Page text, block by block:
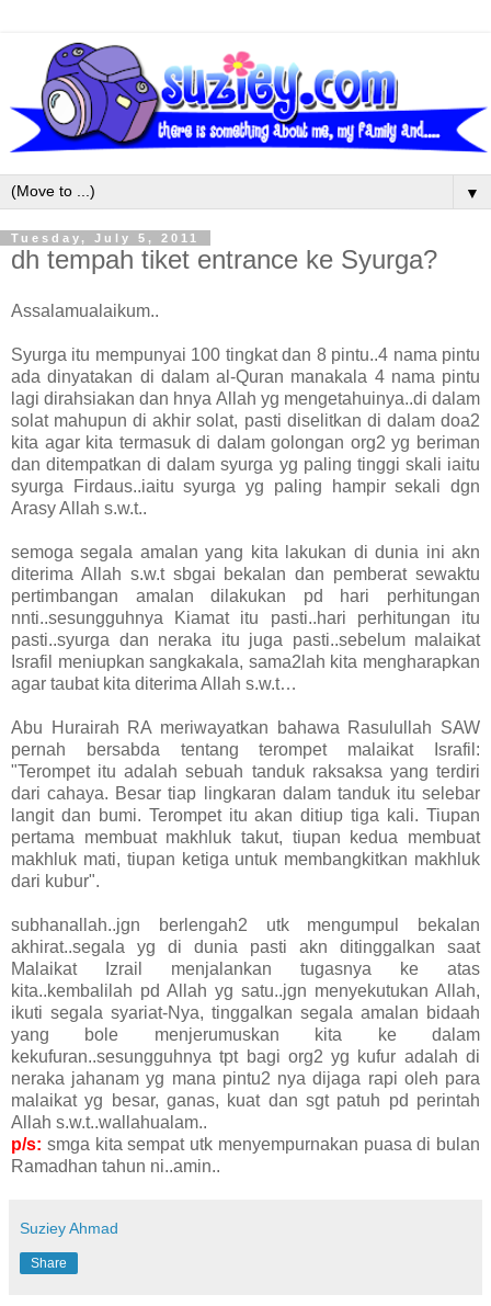
▼
Tuesday, July 5, 2011
dh tempah tiket entrance ke Syurga?
Assalamualaikum..
Syurga itu mempunyai 100 tingkat dan 8 pintu..4 nama pintu
ada dinyatakan di dalam al-Quran manakala 4 nama pintu
lagi dirahsiakan dan hnya Allah yg mengetahuinya..di dalam
solat mahupun di akhir solat, pasti diselitkan di dalam doa2
kita agar kita termasuk di dalam golongan org2 yg beriman
dan ditempatkan di dalam syurga yg paling tinggi skali iaitu
syurga Firdaus..iaitu syurga yg paling hampir sekali dgn
Arasy Allah s.w.t..
semoga segala amalan yang kita lakukan di dunia ini akn
diterima Allah s.w.t sbgai bekalan dan pemberat sewaktu
pertimbangan amalan dilakukan pd hari perhitungan
nnti..sesungguhnya Kiamat itu pasti..hari perhitungan itu
pasti..syurga dan neraka itu juga pasti..sebelum malaikat
Israfil meniupkan sangkakala, sama2lah kita mengharapkan
agar taubat kita diterima Allah s.w.t…
Abu Hurairah RA meriwayatkan bahawa Rasulullah SAW
pernah bersabda tentang terompet malaikat Israfil:
"Terompet itu adalah sebuah tanduk raksaksa yang terdiri
dari cahaya. Besar tiap lingkaran dalam tanduk itu selebar
langit dan bumi. Terompet itu akan ditiup tiga kali. Tiupan
pertama membuat makhluk takut, tiupan kedua membuat
makhluk mati, tiupan ketiga untuk membangkitkan makhluk
dari kubur".
subhanallah..jgn berlengah2 utk mengumpul bekalan
akhirat..segala yg di dunia pasti akn ditinggalkan saat
Malaikat Izrail menjalankan tugasnya ke atas
kita..kembalilah pd Allah yg satu..jgn menyekutukan Allah,
ikuti segala syariat-Nya, tinggalkan segala amalan bidaah
yang bole menjerumuskan kita ke dalam
kekufuran..sesungguhnya tpt bagi org2 yg kufur adalah di
neraka jahanam yg mana pintu2 nya dijaga rapi oleh para
malaikat yg besar, ganas, kuat dan sgt patuh pd perintah
Allah s.w.t..wallahualam..
p/s: smga kita sempat utk menyempurnakan puasa di bulan
Ramadhan tahun ni..amin..
Suziey Ahmad
Share